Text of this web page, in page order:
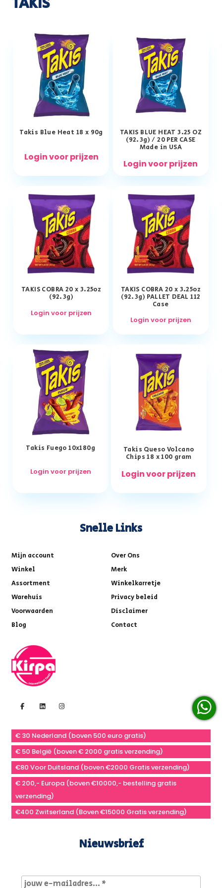
Takis Blue Heat 18 x 90g
Login voor prijzen
TAKIS BLUE HEAT 3.25 OZ
(92.3g) / 20 PER CASE
Made in USA
Login voor prijzen
TAKIS COBRA 20 x 3.25oz
(92.3g)
Login voor prijzen
TAKIS COBRA 20 x 3.25oz
(92.3g) PALLET DEAL 112
Case
Login voor prijzen
Takis Fuego 10x180g
Login voor prijzen
Takis Queso Volcano
Chips 18 x 100 gram
Login voor prijzen
Snelle Links
Mijn account
Over Ons
Winkel
Merk
Assortment
Winkelkarretje
Warehuis
Privacy beleid
Voorwaarden
Disclaimer
Blog
Contact
€ 30 Nederland (boven 500 euro gratis)
€ 50 België (boven € 2000 gratis verzending)
€80 Voor Duitsland (boven €2000 Gratis verzending)
€ 200,- Europa (boven €10000,- bestelling gratis
verzending)
€400 Zwitserland (Boven €15000 Gratis verzending)
Nieuwsbrief